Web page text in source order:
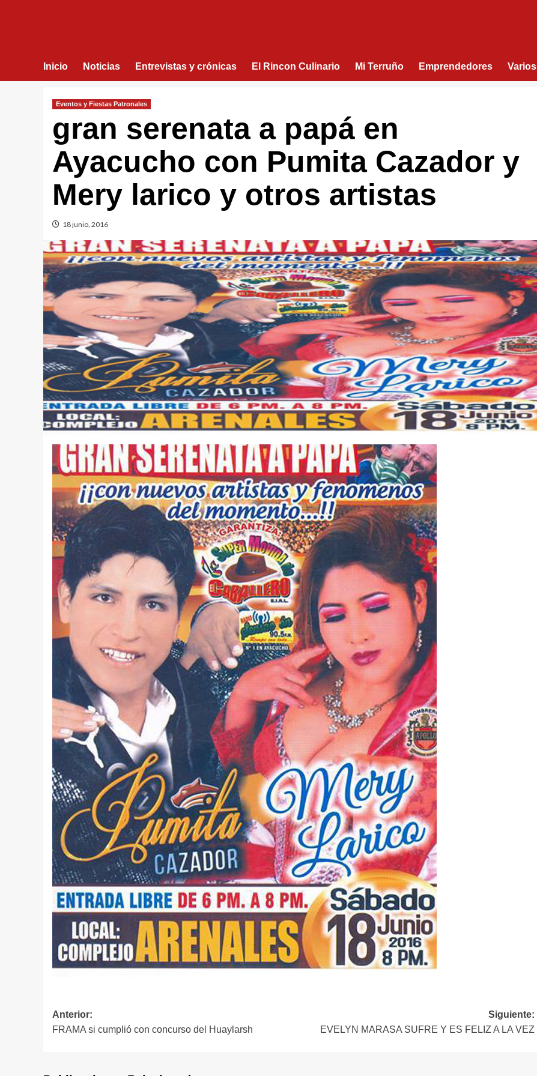
Inicio Noticias Entrevistas y crónicas El Rincon Culinario Mi Terruño Emprendedores Varios
Eventos y Fiestas Patronales
gran serenata a papá en
Ayacucho con Pumita Cazador y
Mery larico y otros artistas
18 junio, 2016
Navegación
de
Anterior:
FRAMA si cumplió con concurso del Huaylarsh
Siguiente:
EVELYN MARASA SUFRE Y ES FELIZ A LA VEZ